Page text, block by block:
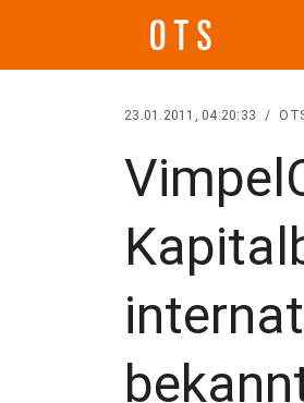
23.01.2011, 04:20:33 /